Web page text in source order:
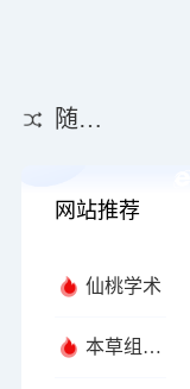
随机推荐
网站推荐
仙桃学术
本草组鉴